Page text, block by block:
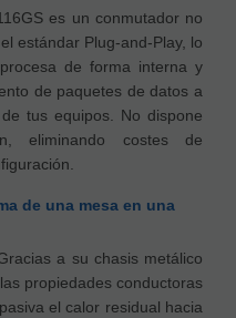
es un conmutador no
estándar Plug-and-Play, lo
de forma interna y
de paquetes de datos a
tus equipos. No dispone
eliminando costes de
de una mesa en una
a su chasis metálico
propiedades conductoras
el calor residual hacia